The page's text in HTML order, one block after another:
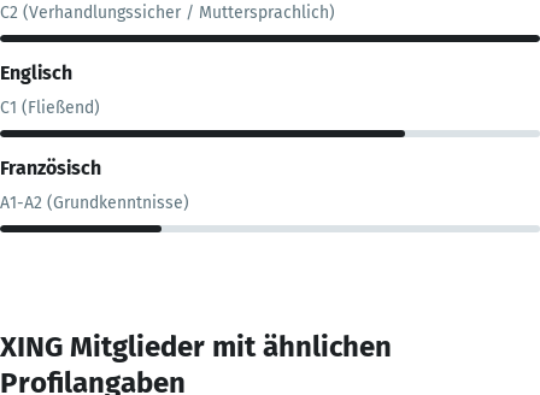
C2 (Verhandlungssicher / Muttersprachlich)
Englisch
C1 (Fließend)
Französisch
A1-A2 (Grundkenntnisse)
XING Mitglieder mit ähnlichen
Profilangaben